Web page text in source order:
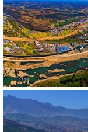
RM 592742
475298